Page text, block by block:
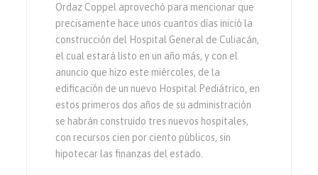
Ordaz Coppel aprovechó para mencionar que
precisamente hace unos cuantos días inició la
construcción del Hospital General de Culiacán,
el cual estará listo en un año más, y con el
anuncio que hizo este miércoles, de la
edificación de un nuevo Hospital Pediátrico, en
estos primeros dos años de su administración
se habrán construido tres nuevos hospitales,
con recursos cien por ciento públicos, sin
hipotecar las finanzas del estado.